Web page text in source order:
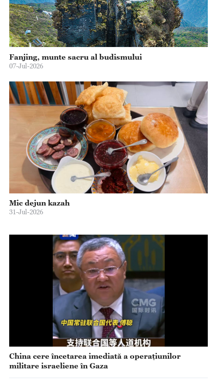
Fanjing, munte sacru al budismului
07-Jul-2026
Mic dejun kazah
31-Jul-2026
China cere încetarea imediată a operațiunilor
militare israeliene în Gaza